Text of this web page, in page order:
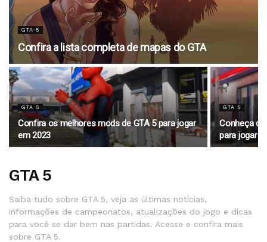
GTA 5
Confira a lista completa de mapas do GTA
GTA 5
Confira os melhores mods de GTA 5 para jogar
em 2023
GTA 5
Conheça os
para jogar
GTA 5
Saiba tudo sobre GTA 5, veja as últimas notícias,
informações de campeonatos, atualizações do jogo e dicas
para você se dar bem nas partidas. Acesse e confira mais
sobre GTA 5.